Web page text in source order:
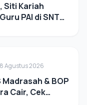
Siti Kariah
PAI di SNT
Agustus 2026
Madrasah & BOP
Cair, Cek